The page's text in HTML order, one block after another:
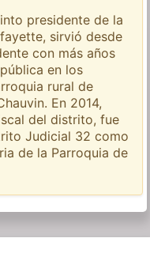
presidente de la
sirvió desde
con más años
en los
rural de
En 2014,
del distrito, fue
Judicial 32 como
de la Parroquia de